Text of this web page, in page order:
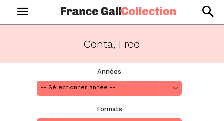
Conta, Fred
Années
Formats